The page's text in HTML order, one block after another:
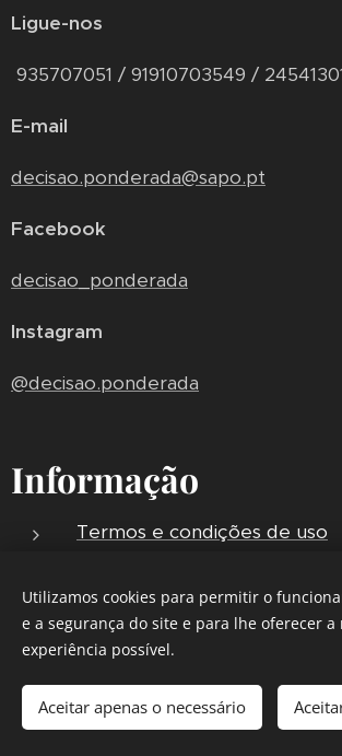
Ligue-nos
935707051 / 91910703549 /
E-mail
decisao.ponderada@sapo.pt
Facebook
decisao_ponderada
Instagram
@decisao.ponderada
Informação
Termos e condições de uso
Envios e Entregas
Utilizamos cookies para permitir o
e a segurança do site e para lhe oferecer a
experiência possível.
Aceitar apenas o necessário